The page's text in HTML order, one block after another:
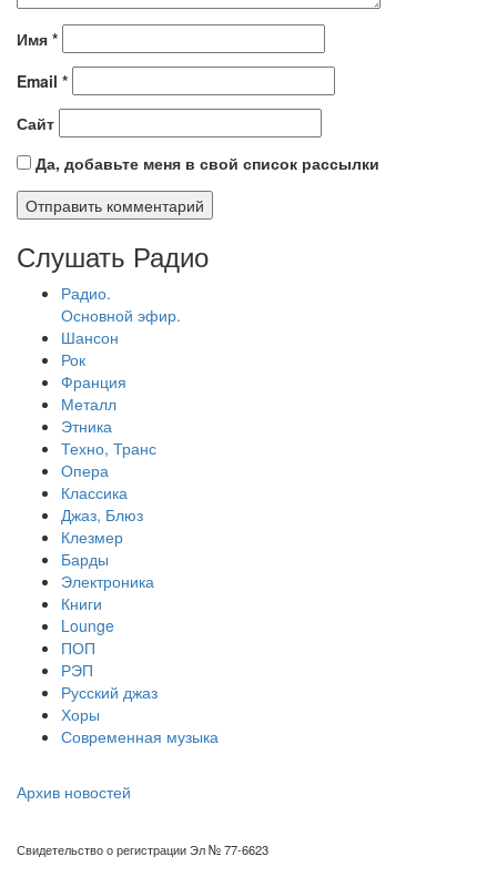
Имя *
Email *
Сайт
Да, добавьте меня в свой список рассылки
Слушать Радио
Радио.
Основной эфир.
Шансон
Рок
Франция
Металл
Этника
Техно, Транс
Опера
Классика
Джаз, Блюз
Клезмер
Барды
Электроника
Книги
Lounge
ПОП
РЭП
Русский джаз
Хоры
Современная музыка
Архив новостей
Свидетельство о регистрации Эл № 77-6623